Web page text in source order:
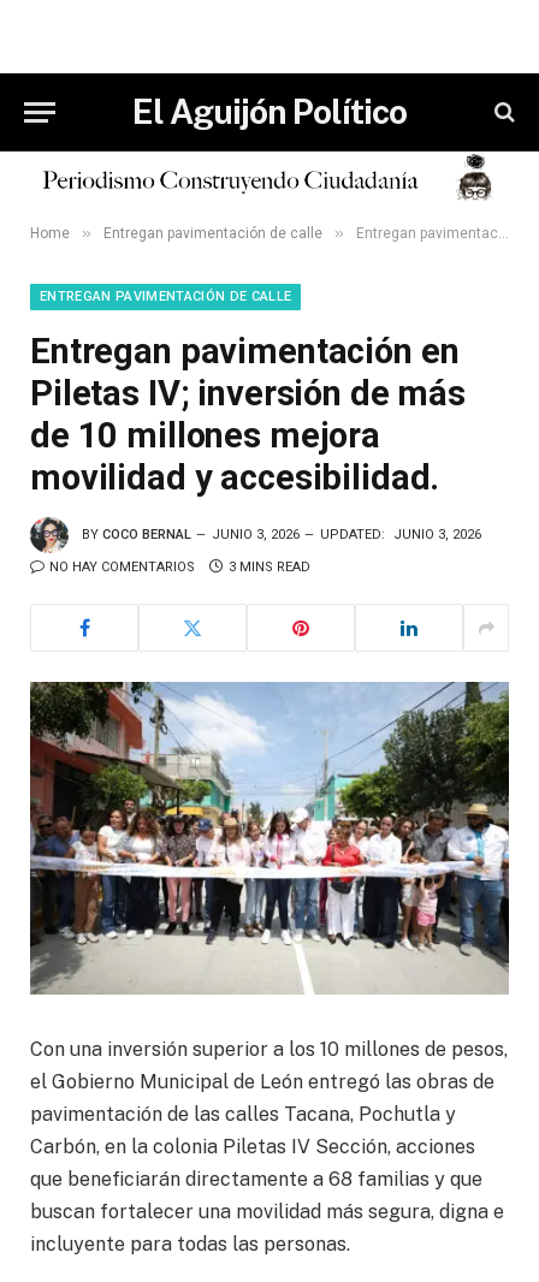
El Aguijón Político
Home » Entregan pavimentación de calle » Entregan pavimentación en Piletas IV; inversión de más de 10 millones mejora movilidad y accesibilidad.
ENTREGAN PAVIMENTACIÓN DE CALLE
Entregan pavimentación en
Piletas IV; inversión de más
de 10 millones mejora
movilidad y accesibilidad.
BY COCO BERNAL JUNIO 3, 2026 UPDATED: JUNIO 3, 2026
NO HAY COMENTARIOS 3 MINS READ
Con una inversión superior a los 10 millones de pesos,
el Gobierno Municipal de León entregó las obras de
pavimentación de las calles Tacana, Pochutla y
Carbón, en la colonia Piletas IV Sección, acciones
que beneficiarán directamente a 68 familias y que
buscan fortalecer una movilidad más segura, digna e
incluyente para todas las personas.